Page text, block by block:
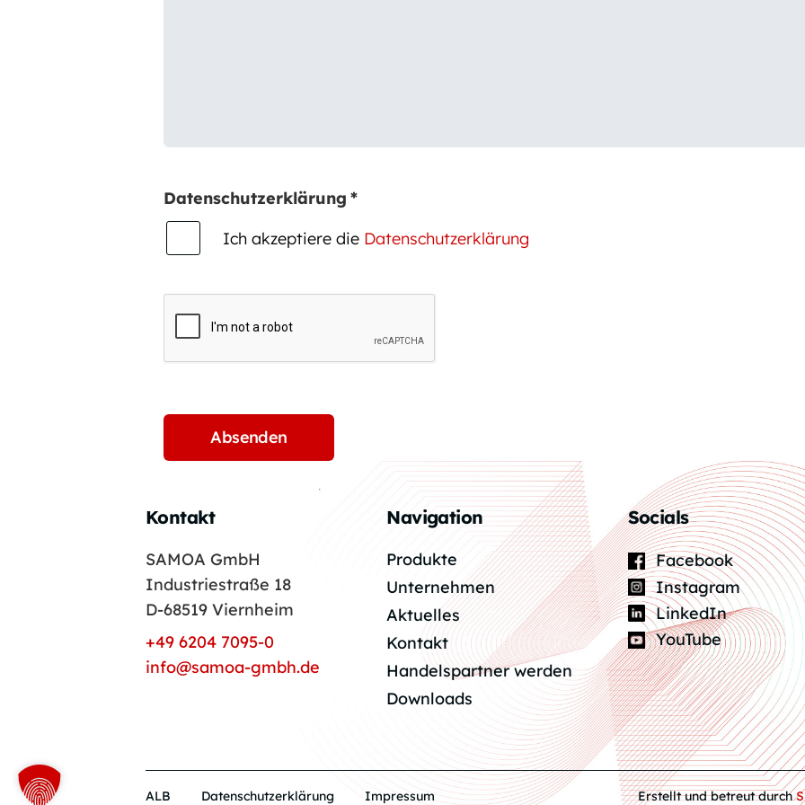
Datenschutzerklärung *
Ich akzeptiere die Datenschutzerklärung
Kontakt
SAMOA GmbH
Industriestraße 18
D-68519 Viernheim
+49 6204 7095-0
info@samoa-gmbh.de
Navigation
Produkte
Unternehmen
Aktuelles
Kontakt
Handelspartner werden
Downloads
Socials
Facebook
Instagram
LinkedIn
YouTube
ALB Datenschutzerklärung Impressum Erstellt und betreut durch